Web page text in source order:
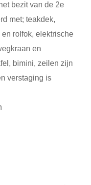
bezit van de 2e
met; teakdek,
rolfok, elektrische
en
bimini, zeilen zijn
verstaging is